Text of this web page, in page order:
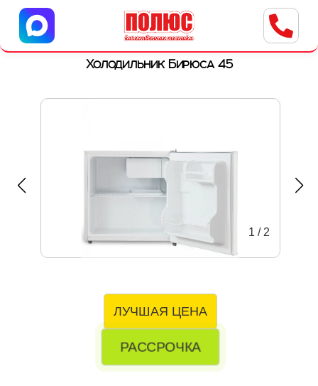
Центр бытовой техники
г. Ульяновск, ул. Пушкарева, 8a
Холодильник Бирюса 45
1 / 2
ЛУЧШАЯ ЦЕНА
РАССРОЧКА